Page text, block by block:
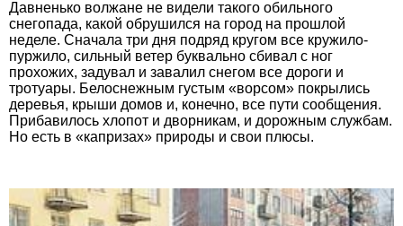
Давненько волжане не видели такого обильного
снегопада, какой обрушился на город на прошлой
неделе. Сначала три дня подряд кругом все кружило-
пуржило, сильный ветер буквально сбивал с ног
прохожих, задувал и завалил снегом все дороги и
тротуары. Белоснежным густым «ворсом» покрылись
деревья, крыши домов и, конечно, все пути сообщения.
Прибавилось хлопот и дворникам, и дорожным службам.
Но есть в «капризах» природы и свои плюсы.